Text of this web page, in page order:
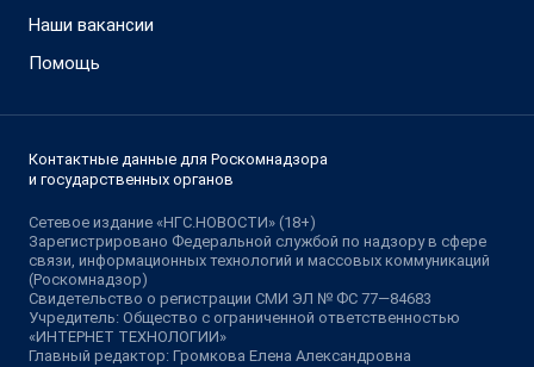
Наши вакансии
Помощь
Контактные данные для Роскомнадзора
и государственных органов
Сетевое издание «НГС.НОВОСТИ» (18+)
Зарегистрировано Федеральной службой по надзору в сфере
связи, информационных технологий и массовых коммуникаций
(Роскомнадзор)
Свидетельство о регистрации СМИ ЭЛ № ФС 77—84683
Учредитель: Общество с ограниченной ответственностью
«ИНТЕРНЕТ ТЕХНОЛОГИИ»
Главный редактор: Громкова Елена Александровна